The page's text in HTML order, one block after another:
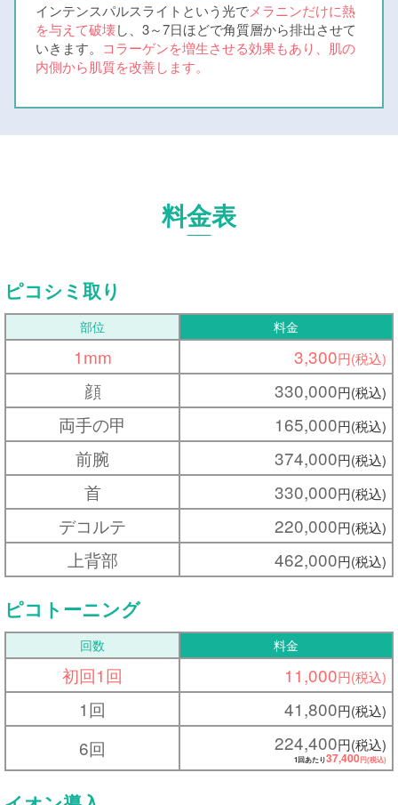
インテンスパルスライトという光でメラニンだけに熱
を与えて破壊し、3～7日ほどで角質層から排出させて
いきます。 コラーゲンを増生させる効果もあり、肌の
内側から肌質を改善します。
料金表
ピコシミ取り
部位 料金
1mm 3,300円(税込)
顔 330,000円(税込)
両手の甲 165,000円(税込)
前腕 374,000円(税込)
首 330,000円(税込)
デコルテ 220,000円(税込)
上背部 462,000円(税込)
ピコトーニング
回数 料金
初回1回 11,000円(税込)
1回 41,800円(税込)
6回 224,400円(税込)
1回あたり37,400円(税込)